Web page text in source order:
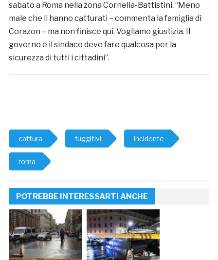
sabato a Roma nella zona Cornelia-Battistini: “Meno
male che li hanno catturati – commenta la famiglia di
Corazon – ma non finisce qui. Vogliamo giustizia. Il
governo e il sindaco deve fare qualcosa per la
sicurezza di tutti i cittadini”.
cattura fuggitivi incidente
roma
POTREBBE INTERESSARTI ANCHE